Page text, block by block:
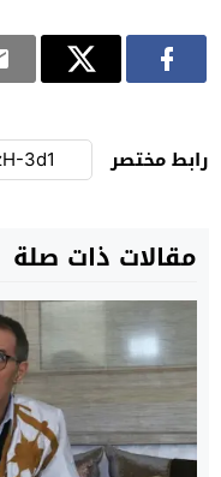
رابط مختصر
مقالات ذات صلة